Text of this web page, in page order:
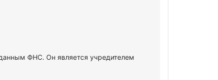
ФНС. Он является учредителем